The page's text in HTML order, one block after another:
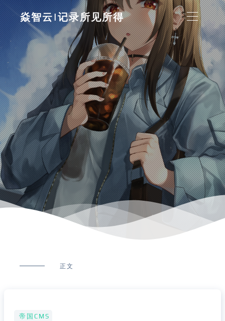
焱智云|记录所见所得
正文
帝国CMS